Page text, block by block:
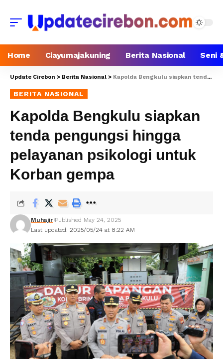
Home Ciayumajakuning Berita Nasional Seni
Update Cirebon > Berita Nasional > Kapolda Bengkulu siapkan tenda pengungsi hingga pelayanan psikologi untuk Korban gempa
BERITA NASIONAL
Kapolda Bengkulu siapkan
tenda pengungsi hingga
pelayanan psikologi untuk
Korban gempa
Last updated: 2025/05/24 at 8:22 AM
Muhajir Published May 24, 2025